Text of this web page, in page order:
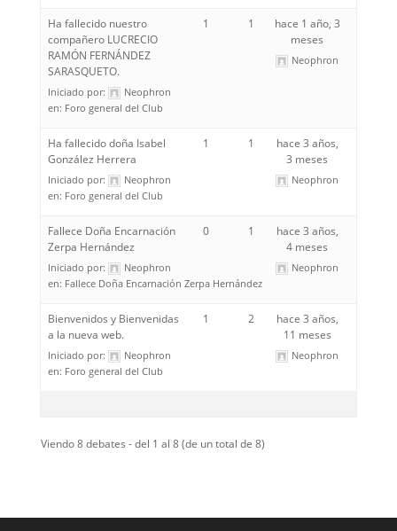
Ha fallecido nuestro
compañero LUCRECIO
RAMÓN FERNÁNDEZ
SARASQUETO.
Iniciado por:
Neophron
en: Foro general del Club
1 1
hace 1 año, 3
meses
Neophron
Ha fallecido doña Isabel
González Herrera
Iniciado por:
Neophron
en: Foro general del Club
1 1
hace 3 años,
3 meses
Neophron
Fallece Doña Encarnación
Zerpa Hernández
Iniciado por:
Neophron
en: Fallece Doña Encarnación Zerpa Hernández
0 1
hace 3 años,
4 meses
Neophron
Bienvenidos y Bienvenidas
a la nueva web.
Iniciado por:
Neophron
en: Foro general del Club
1 2
hace 3 años,
11 meses
Neophron
Viendo 8 debates - del 1 al 8 (de un total de 8)